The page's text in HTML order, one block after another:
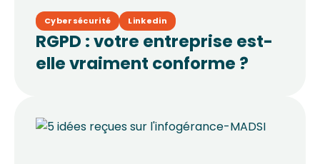
Cybersécurité Linkedin
RGPD : votre entreprise est-
elle vraiment conforme ?